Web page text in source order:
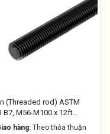
(Threaded rod) ASTM
B7, M56-M100 x 12ft
hàng: Theo thỏa thuận